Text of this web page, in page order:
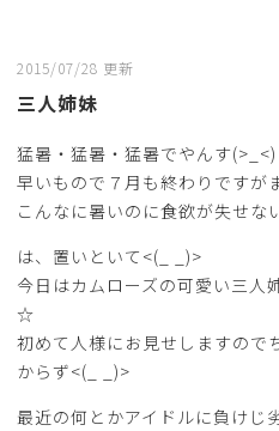
2015/07/28 更新
三人姉妹
猛暑・猛暑・猛暑でやんす(>_<)
早いもので７月も終わりですが
こんなに暑いのに食欲が失せな
は、置いといて<(_ _)>
今日はカムローズの可愛い三人
☆
初めて人様にお見せしますので
からず<(_ _)>
最近の何とかアイドルに負けじ